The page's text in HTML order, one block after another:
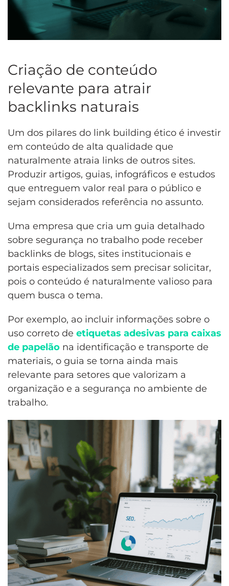
Criação de conteúdo
relevante para atrair
backlinks naturais
Um dos pilares do link building ético é investir
em conteúdo de alta qualidade que
naturalmente atraia links de outros sites.
Produzir artigos, guias, infográficos e estudos
que entreguem valor real para o público e
sejam considerados referência no assunto.
Uma empresa que cria um guia detalhado
sobre segurança no trabalho pode receber
backlinks de blogs, sites institucionais e
portais especializados sem precisar solicitar,
pois o conteúdo é naturalmente valioso para
quem busca o tema.
Por exemplo, ao incluir informações sobre o
uso correto de etiquetas adesivas para caixas
de papelão na identificação e transporte de
materiais, o guia se torna ainda mais
relevante para setores que valorizam a
organização e a segurança no ambiente de
trabalho.